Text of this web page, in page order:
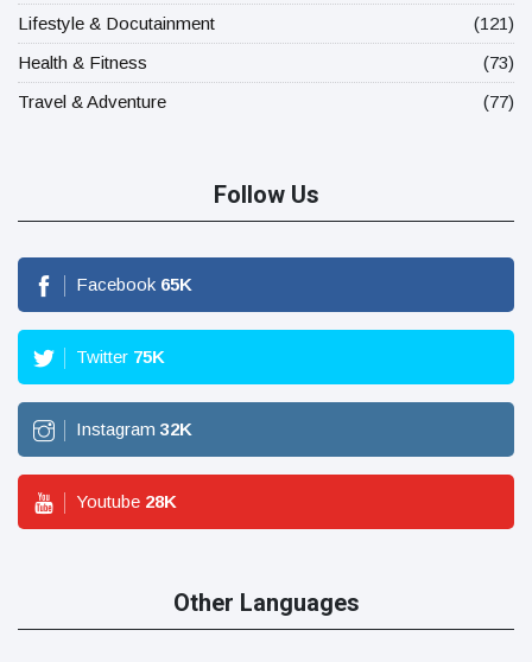
Lifestyle & Docutainment
(121)
Health & Fitness
(73)
Travel & Adventure
(77)
Follow Us
Facebook 65K
Twitter 75K
Instagram 32K
Youtube 28K
Other Languages